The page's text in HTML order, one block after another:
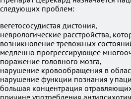
следующих проблем:
вегетососудистая дистония,
неврологические расстройства,
возникновение тревожных
медленно прогрессирующее
поражение головного мозга,
нарушение кровообращения в
нарушение функции познания у
большая концентрация
причине употребления